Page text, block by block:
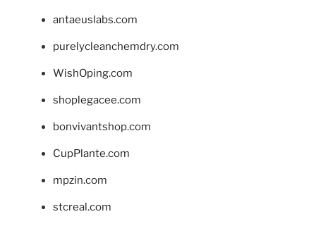
antaeuslabs.com
purelycleanchemdry.com
WishOping.com
shoplegacee.com
bonvivantshop.com
CupPlante.com
mpzin.com
stcreal.com